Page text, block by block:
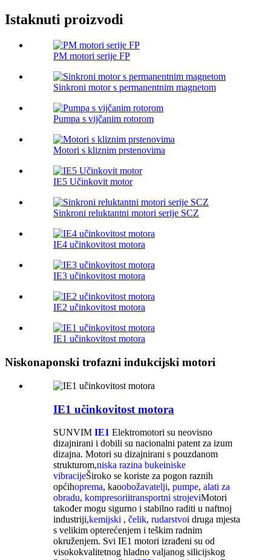
Istaknuti proizvodi
PM motori serije FP
Sinkroni motor s permanentnim magnetom
Pumpa s vijčanim rotorom
Motori s kliznim prstenovima
IE5 Učinkovit motor
Sinkroni reluktantni motori serije SCZ
IE4 učinkovitost motora
IE3 učinkovitost motora
IE2 učinkovitost motora
IE1 učinkovitost motora
Niskonaponski trofazni indukcijski motori
IE1 učinkovitost motora
SUNVIM IE1 Elektromotori su neovisno
dizajnirani i dobili su nacionalni patent za izum
dizajna. Motori su dizajnirani s pouzdanom
strukturom,niska razina bukeiniske
vibracijeŠiroko se koriste za pogon raznih
općihoprema, kaoobožavatelji, pumpe, alati za
obradu, kompresoriitransportni strojeviMotori
također mogu sigurno i stabilno raditi u naftnoj
industriji,kemijski , čelik, rudarstvoi druga mjesta
s velikim opterećenjem i teškim radnim
okruženjem. Svi IE1 motori izrađeni su od
visokokvalitetnog hladno valjanog silicijskog